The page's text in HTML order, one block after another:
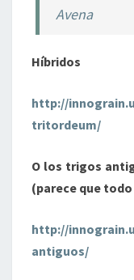
Avena
Híbridos
http://
tritordeum/
O los trigos
(parece que
http://
antiguos/